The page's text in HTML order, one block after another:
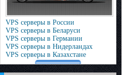
VPS серверы в России
VPS серверы в Беларуси
VPS серверы в Германии
VPS серверы в Нидерландах
VPS серверы в Казахстане